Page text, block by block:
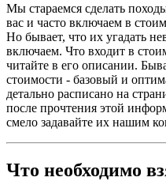
Мы стараемся сделать
вас и часто включаем в
Но бывает, что их угадать
включаем. Что входит в
читайте в его описании.
стоимости - базовый и
детально расписано на
после прочтения этой
смело задавайте их нашим
Что необходимо